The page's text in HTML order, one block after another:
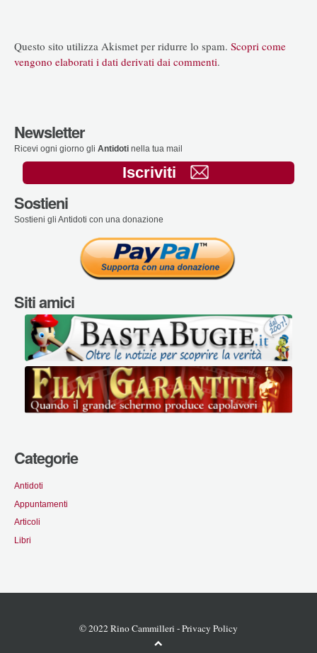
Questo sito utilizza Akismet per ridurre lo spam. Scopri come
vengono elaborati i dati derivati dai commenti.
Newsletter
Ricevi ogni giorno gli Antidoti nella tua mail
Iscriviti
Sostieni
Sostieni gli Antidoti con una donazione
Siti amici
Categorie
Antidoti
Appuntamenti
Articoli
Libri
© 2022 Rino Cammilleri -Privacy Policy